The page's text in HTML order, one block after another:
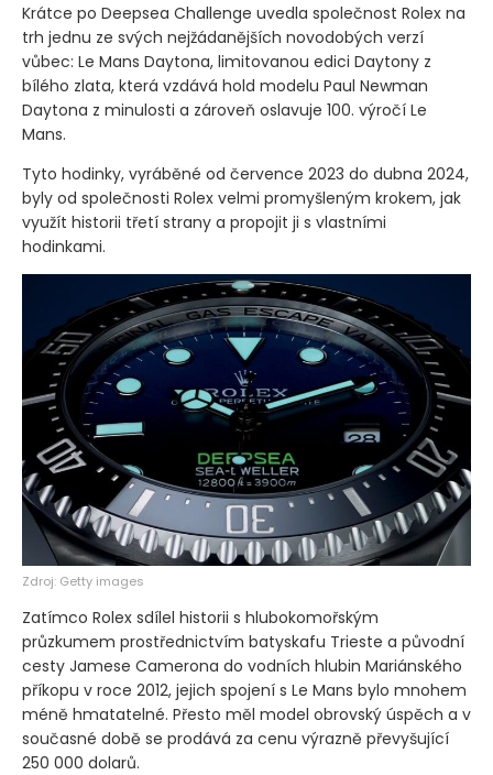
Krátce po Deepsea Challenge uvedla společnost Rolex na
trh jednu ze svých nejžádanějších novodobých verzí
vůbec: Le Mans Daytona, limitovanou edici Daytony z
bílého zlata, která vzdává hold modelu Paul Newman
Daytona z minulosti a zároveň oslavuje 100. výročí Le
Mans.
Tyto hodinky, vyráběné od července 2023 do dubna 2024,
byly od společnosti Rolex velmi promyšleným krokem, jak
využít historii třetí strany a propojit ji s vlastními
hodinkami.
Zdroj: Getty images
Zatímco Rolex sdílel historii s hlubokomořským
průzkumem prostřednictvím batyskafu Trieste a původní
cesty Jamese Camerona do vodních hlubin Mariánského
příkopu v roce 2012, jejich spojení s Le Mans bylo mnohem
méně hmatatelné. Přesto měl model obrovský úspěch a v
současné době se prodává za cenu výrazně převyšující
250 000 dolarů.